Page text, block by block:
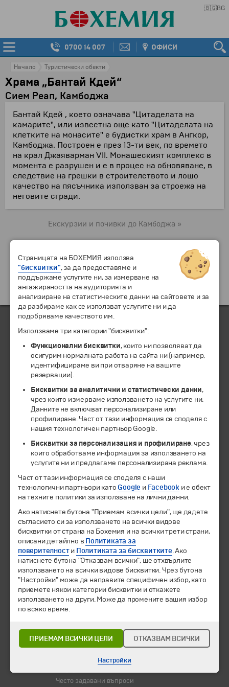
🇧🇬BG
0700 14 007 ОФИСИ
Начало Туристически обекти
Храма „Бантай Кдей“
Сием Реап, Камбоджа
Бантай Кдей , което означава "Цитаделата на
камарите", или известна още като "Цитаделата на
клетките на монасите" е будистки храм в Ангкор,
Камбоджа. Построен е през 13-ти век, по времето
на крал Джаяварман VII. Монашеският комплекс в
момента е разрушен и е в процес на обновяване, в
следствие на грешки в строителството и лошо
качество на пясъчника използван за строежа на
неговите сгради.
Екскурзии и почивки до Камбоджа »
© 1994-2026 Бохемия ООД.Всички права запазени.
Екскурзии и почивки
Направления
Календар
Всички програми от А до Я
Промоции
Горещи оферти
Потвърдени дати
Празници
Оферта на деня
Туристически обекти
Хотелски резервации
Корпоративно обслужване
Често задавани въпроси
Страницата на БОХЕМИЯ използва
"бисквитки", за да предоставяме и
поддържаме услугите ни, за измерване на
ангажираността на аудиторията и
анализиране на статистическите данни на сайтовете и за
да разбираме как се използват услугите ни и да
подобряваме качеството им.
Използваме три категории "бисквитки":
Функционални бисквитки, които ни позволяват да
осигурим нормалната работа на сайта ни (например,
идентифицираме ви при отваряне на вашите
резервации).
Бисквитки за аналитични и статистически данни,
чрез които измерваме използването на услугите ни.
Данните не включват персонализиране или
профилиране. Част от тази информация се споделя с
нашия технологичен партньор Google.
Бисквитки за персонализация и профилиране, чрез
които обработваме информация за използването на
услугите ни и предлагаме персонализирана реклама.
Част от тази информация се споделя с наши
технологични партньори като Google и Facebook и е обект
на техните политики за използване на лични данни.
Ако натиснете бутона "Приемам всички цели", ще дадете
съгласието си за използването на всички видове
бисквитки от страна на Бохемия и на всички трети страни,
описани детайлно в Политиката за
поверителности Политиката за бисквитките. Ако
натиснете бутона "Отказвам всички", ще отхвърлите
използването на всички видове бисквитки. Чрез бутона
"Настройки" може да направите специфичен избор, като
приемете някои категории бисквитки и откажете
използването на други. Може да промените вашия избор
по всяко време.
ПРИЕМАМ ВСИЧКИ ЦЕЛИ ОТКАЗВАМ ВСИЧКИ
Настройки